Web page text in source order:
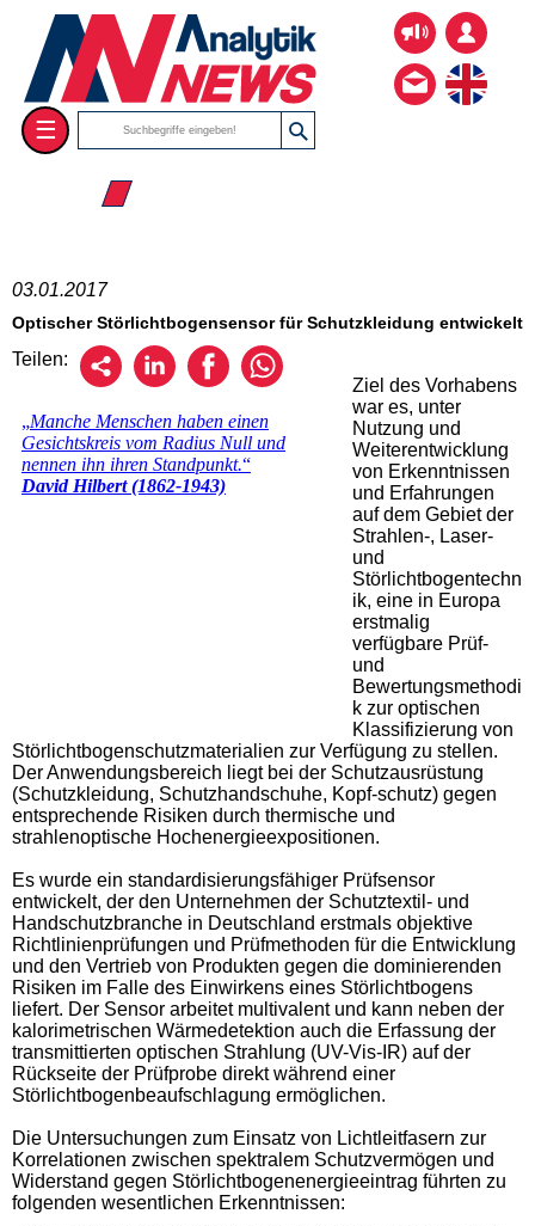
☰
☰ 2017
03.01.2017
Optischer Störlichtbogensensor für Schutzkleidung entwickelt
Teilen:
Ziel des Vorhabens
war es, unter
Nutzung und
Weiterentwicklung
von Erkenntnissen
und Erfahrungen
auf dem Gebiet der
Strahlen-, Laser-
und
Störlichtbogentechn
ik, eine in Europa
erstmalig
verfügbare Prüf-
und
Bewertungsmethodi
k zur optischen
Klassifizierung von
Störlichtbogenschutzmaterialien zur Verfügung zu stellen.
Der Anwendungsbereich liegt bei der Schutzausrüstung
(Schutzkleidung, Schutzhandschuhe, Kopf-schutz) gegen
entsprechende Risiken durch thermische und
strahlenoptische Hochenergieexpositionen.
Es wurde ein standardisierungsfähiger Prüfsensor
entwickelt, der den Unternehmen der Schutztextil- und
Handschutzbranche in Deutschland erstmals objektive
Richtlinienprüfungen und Prüfmethoden für die Entwicklung
und den Vertrieb von Produkten gegen die dominierenden
Risiken im Falle des Einwirkens eines Störlichtbogens
liefert. Der Sensor arbeitet multivalent und kann neben der
kalorimetrischen Wärmedetektion auch die Erfassung der
transmittierten optischen Strahlung (UV-Vis-IR) auf der
Rückseite der Prüfprobe direkt während einer
Störlichtbogenbeaufschlagung ermöglichen.
Die Untersuchungen zum Einsatz von Lichtleitfasern zur
Korrelationen zwischen spektralem Schutzvermögen und
Widerstand gegen Störlichtbogenenergieeintrag führten zu
folgenden wesentlichen Erkenntnissen: